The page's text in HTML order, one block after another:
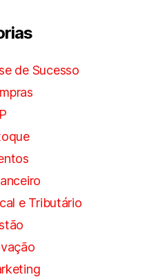
de Sucesso
e Tributário